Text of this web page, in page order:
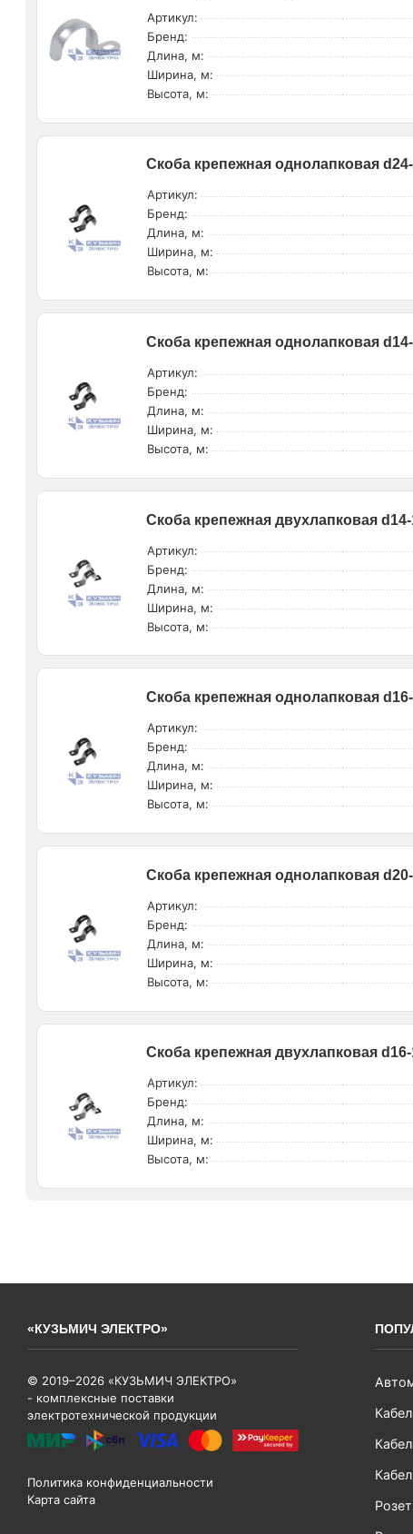
Артикул:
Бренд:
Длина, м:
Ширина, м:
Высота, м:
Скоба крепежная однолапковая
Артикул:
Бренд:
Длина, м:
Ширина, м:
Высота, м:
Скоба крепежная однолапковая
Артикул:
Бренд:
Длина, м:
Ширина, м:
Высота, м:
Скоба крепежная двухлапковая
Артикул:
Бренд:
Длина, м:
Ширина, м:
Высота, м:
Скоба крепежная однолапковая
Артикул:
Бренд:
Длина, м:
Ширина, м:
Высота, м:
Скоба крепежная однолапковая
Артикул:
Бренд:
Длина, м:
Ширина, м:
Высота, м:
Скоба крепежная двухлапковая
Артикул:
Бренд:
Длина, м:
Ширина, м:
Высота, м:
«КУЗЬМИЧ ЭЛЕКТРО»
© 2019–2026 «КУЗЬМИЧ ЭЛЕКТРО»
- комплексные поставки
электротехнической продукции
Политика конфиденциальности
Карта сайта